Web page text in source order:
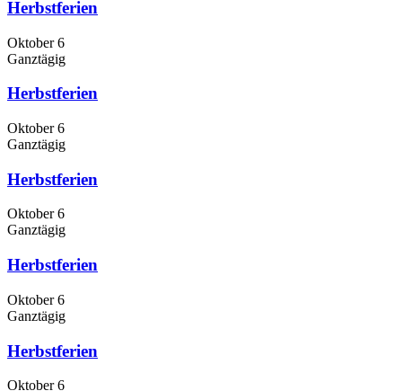
Herbstferien
Oktober 6
Ganztägig
Herbstferien
Oktober 6
Ganztägig
Herbstferien
Oktober 6
Ganztägig
Herbstferien
Oktober 6
Ganztägig
Herbstferien
Oktober 6